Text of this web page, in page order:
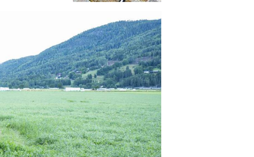
Svartdal til Åmotsdal. Frå gamal tid var
han hovudvegen frå Seljord og mot
Rauland og Vest-Telemark. Nasjonalt
verneverdig 1800-talsveg, ideell for
fotturar. Middels dagstur som passar for
dei fleste.